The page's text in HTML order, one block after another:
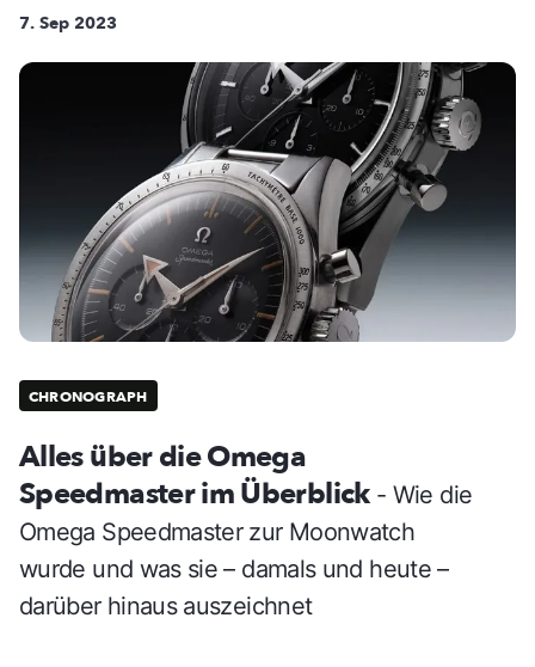
7. Sep 2023
CHRONOGRAPH
Alles über die Omega
Speedmaster im Überblick - Wie die
Omega Speedmaster zur Moonwatch
wurde und was sie – damals und heute –
darüber hinaus auszeichnet